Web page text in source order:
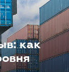
как